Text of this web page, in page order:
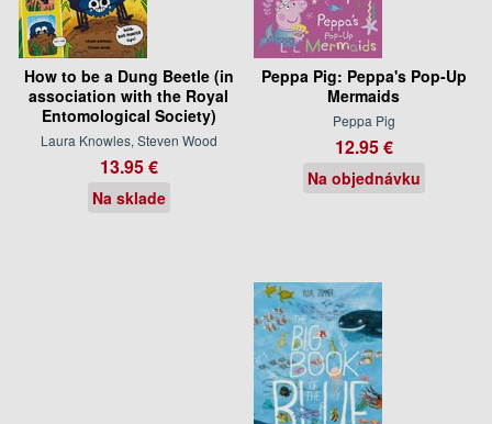
How to be a Dung Beetle (in
association with the Royal
Entomological Society)
Laura Knowles, Steven Wood
13.95 €
Na sklade
Peppa Pig: Peppa's Pop-Up
Mermaids
Peppa Pig
12.95 €
Na objednávku